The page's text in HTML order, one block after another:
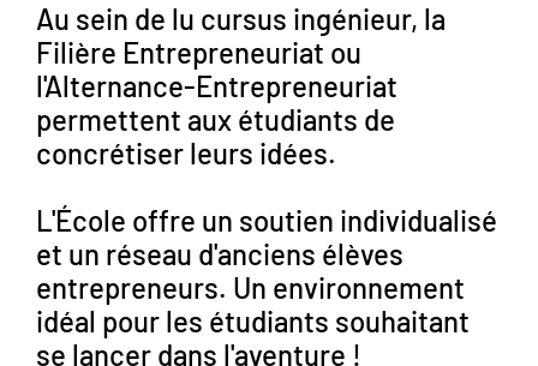
Au sein de lu cursus ingénieur, la
Filière Entrepreneuriat ou
l'Alternance-Entrepreneuriat
permettent aux étudiants de
concrétiser leurs idées.
L'École offre un soutien individualisé
et un réseau d'anciens élèves
entrepreneurs. Un environnement
idéal pour les étudiants souhaitant
se lancer dans l'aventure !